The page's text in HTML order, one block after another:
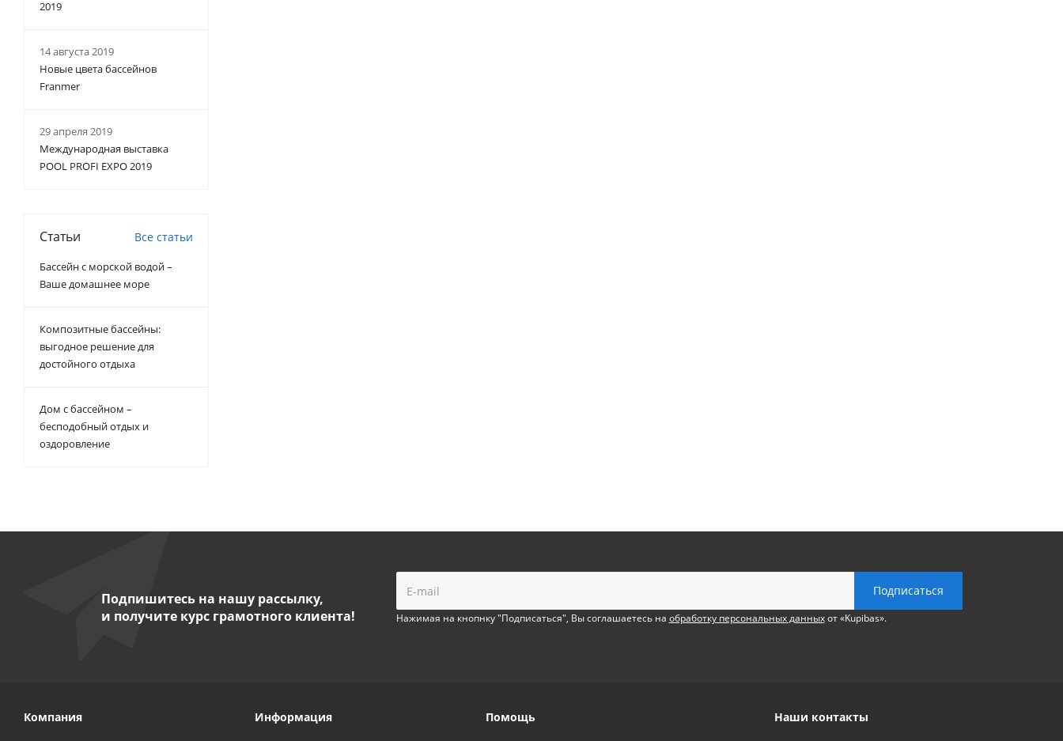
2019
14 августа 2019
Новые цвета бассейнов
Franmer
29 апреля 2019
Международная выставка
POOL PROFI EXPO 2019
Статьи Все статьи
Бассейн с морской водой –
Ваше домашнее море
Композитные бассейны:
выгодное решение для
достойного отдыха
Дом с бассейном –
бесподобный отдых и
оздоровление
Подпишитесь на нашу рассылку,
и получите курс грамотного клиента!
Нажимая на кнопнку "Подписаться", Вы соглашаетесь на обработку персональных данныхот «Kupibas».
Компания Информация Помощь Наши контакты